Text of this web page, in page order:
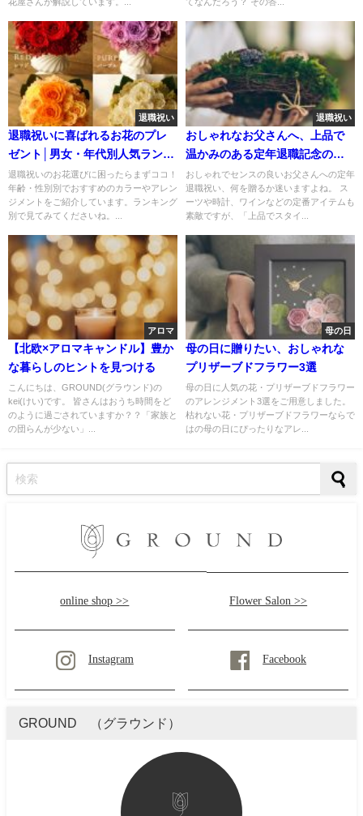
花屋さんが解説しています。... てなんだろう？ その答...
退職祝い
退職祝いに喜ばれるお花のプレ
ゼント│男女・年代別人気ランキ
ング
退職祝いのお花選びに困ったらまずココ！
年齢・性別別でおすすめのカラーやアレン
ジメントをご紹介しています。ランキング
別で見てみてくださいね。...
退職祝い
おしゃれなお父さんへ、上品で
温かみのある定年退職記念の花
ギフト
おしゃれでセンスの良いお父さんへの定年
退職祝い、何を贈るか迷いますよね。 ス
ーツや時計、ワインなどの定番アイテムも
素敵ですが、「上品でスタイ...
アロマ
【北欧×アロマキャンドル】豊か
な暮らしのヒントを見つける
こんにちは、GROUND(グラウンド)の
kei(けい)です。 皆さんはおうち時間をど
のように過ごされていますか？？「家族と
の団らんが少ない」...
母の日
母の日に贈りたい、おしゃれな
プリザーブドフラワー3選
母の日に人気の花・プリザーブドフラワー
のアレンジメント3選をご用意しました。
枯れない花・プリザーブドフラワーならで
はの母の日にぴったりなアレ...
online shop >> Flower Salon >>
Instagram Facebook
GROUND （グラウンド）